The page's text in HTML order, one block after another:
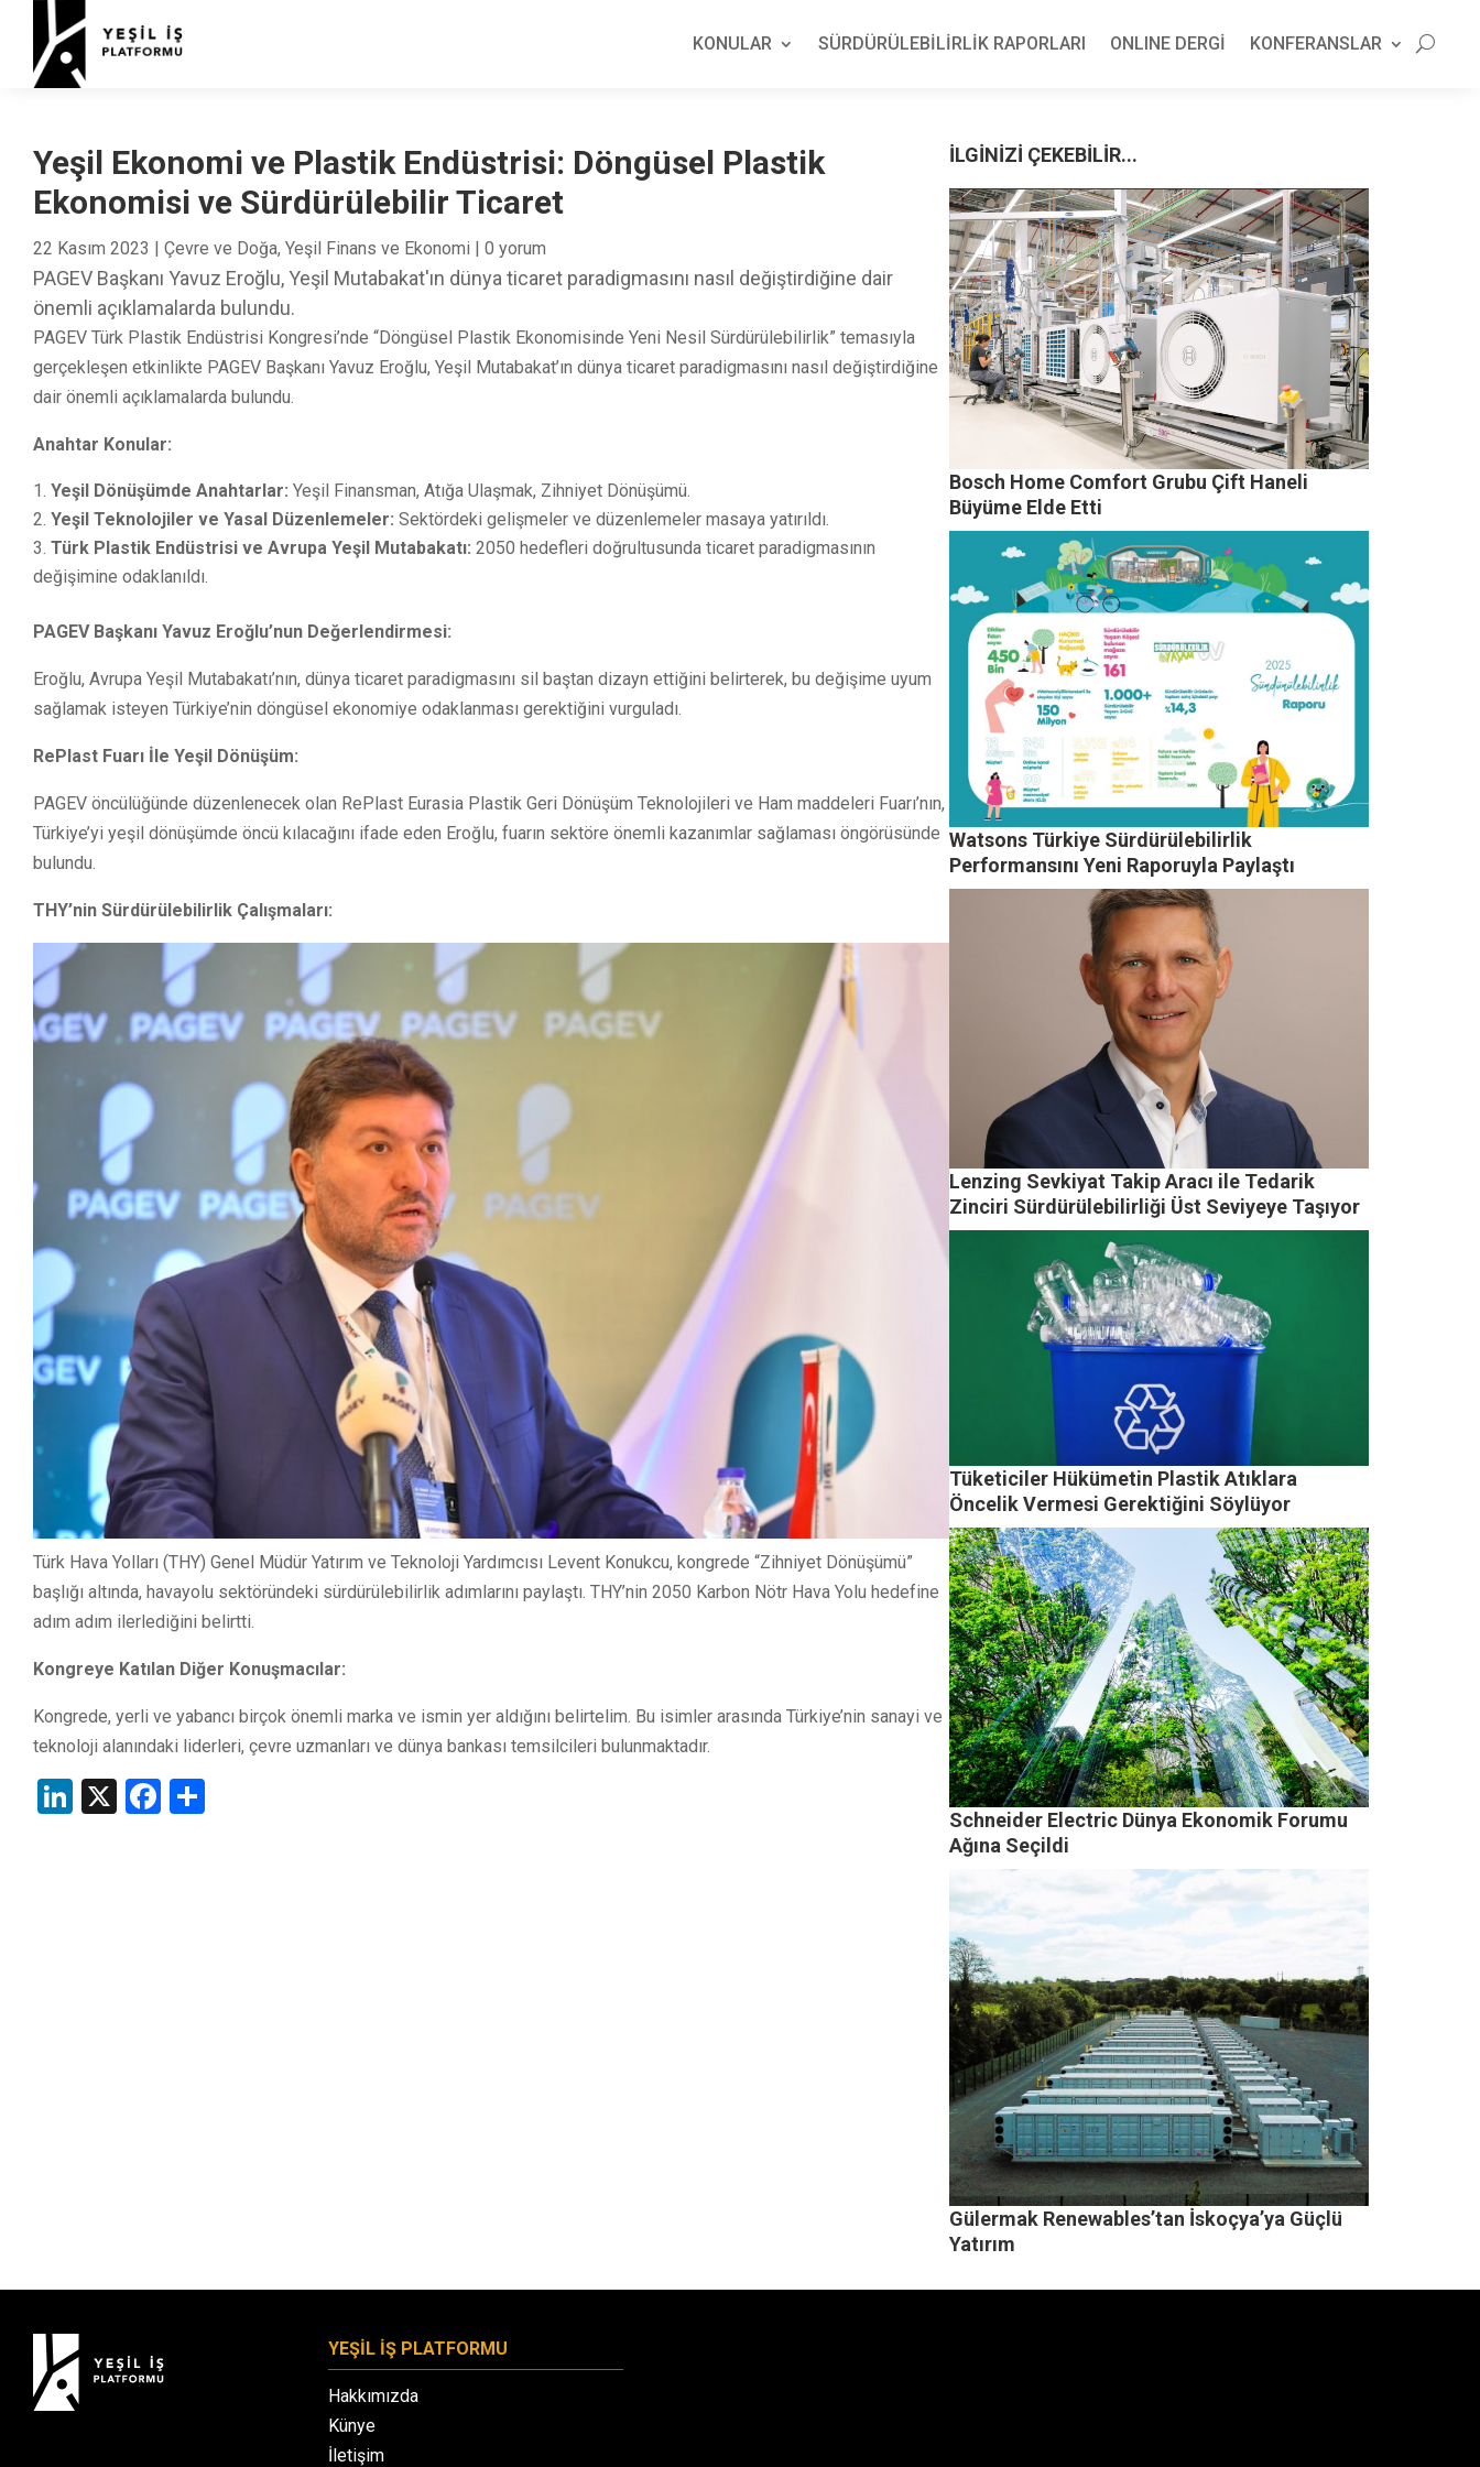
KONULAR SÜRDÜRÜLEBİLİRLİK RAPORLARI ONLINE DERGİ KONFERANSLAR
Yeşil Ekonomi ve Plastik Endüstrisi: Döngüsel Plastik
Ekonomisi ve Sürdürülebilir Ticaret
22 Kasım 2023 | Çevre ve Doğa, Yeşil Finans ve Ekonomi | 0 yorum
PAGEV Başkanı Yavuz Eroğlu, Yeşil Mutabakat'ın dünya ticaret paradigmasını nasıl değiştirdiğine dair
önemli açıklamalarda bulundu.
PAGEV Türk Plastik Endüstrisi Kongresi’nde “Döngüsel Plastik Ekonomisinde Yeni Nesil Sürdürülebilirlik” temasıyla
gerçekleşen etkinlikte PAGEV Başkanı Yavuz Eroğlu, Yeşil Mutabakat’ın dünya ticaret paradigmasını nasıl değiştirdiğine
dair önemli açıklamalarda bulundu.
Anahtar Konular:
Yeşil Dönüşümde Anahtarlar: Yeşil Finansman, Atığa Ulaşmak, Zihniyet Dönüşümü.
Yeşil Teknolojiler ve Yasal Düzenlemeler: Sektördeki gelişmeler ve düzenlemeler masaya yatırıldı.
Türk Plastik Endüstrisi ve Avrupa Yeşil Mutabakatı: 2050 hedefleri doğrultusunda ticaret paradigmasının
değişimine odaklanıldı.
PAGEV Başkanı Yavuz Eroğlu’nun Değerlendirmesi:
Eroğlu, Avrupa Yeşil Mutabakatı’nın, dünya ticaret paradigmasını sil baştan dizayn ettiğini belirterek, bu değişime uyum
sağlamak isteyen Türkiye’nin döngüsel ekonomiye odaklanması gerektiğini vurguladı.
RePlast Fuarı İle Yeşil Dönüşüm:
PAGEV öncülüğünde düzenlenecek olan RePlast Eurasia Plastik Geri Dönüşüm Teknolojileri ve Ham maddeleri Fuarı’nın,
Türkiye’yi yeşil dönüşümde öncü kılacağını ifade eden Eroğlu, fuarın sektöre önemli kazanımlar sağlaması öngörüsünde
bulundu.
THY’nin Sürdürülebilirlik Çalışmaları:
Türk Hava Yolları (THY) Genel Müdür Yatırım ve Teknoloji Yardımcısı Levent Konukcu, kongrede “Zihniyet Dönüşümü”
başlığı altında, havayolu sektöründeki sürdürülebilirlik adımlarını paylaştı. THY’nin 2050 Karbon Nötr Hava Yolu hedefine
adım adım ilerlediğini belirtti.
Kongreye Katılan Diğer Konuşmacılar:
Kongrede, yerli ve yabancı birçok önemli marka ve ismin yer aldığını belirtelim. Bu isimler arasında Türkiye’nin sanayi ve
teknoloji alanındaki liderleri, çevre uzmanları ve dünya bankası temsilcileri bulunmaktadır.
LinkedIn
X Facebook
İLGİNİZİ ÇEKEBİLİR...
Bosch Home Comfort Grubu Çift Haneli
Büyüme Elde Etti
Watsons Türkiye Sürdürülebilirlik
Performansını Yeni Raporuyla Paylaştı
Lenzing Sevkiyat Takip Aracı ile Tedarik
Zinciri Sürdürülebilirliği Üst Seviyeye Taşıyor
Tüketiciler Hükümetin Plastik Atıklara
Öncelik Vermesi Gerektiğini Söylüyor
Schneider Electric Dünya Ekonomik Forumu
Ağına Seçildi
Gülermak Renewables’tan İskoçya’ya Güçlü
Yatırım
YEŞİL İŞ PLATFORMU
Hakkımızda
Künye
İletişim